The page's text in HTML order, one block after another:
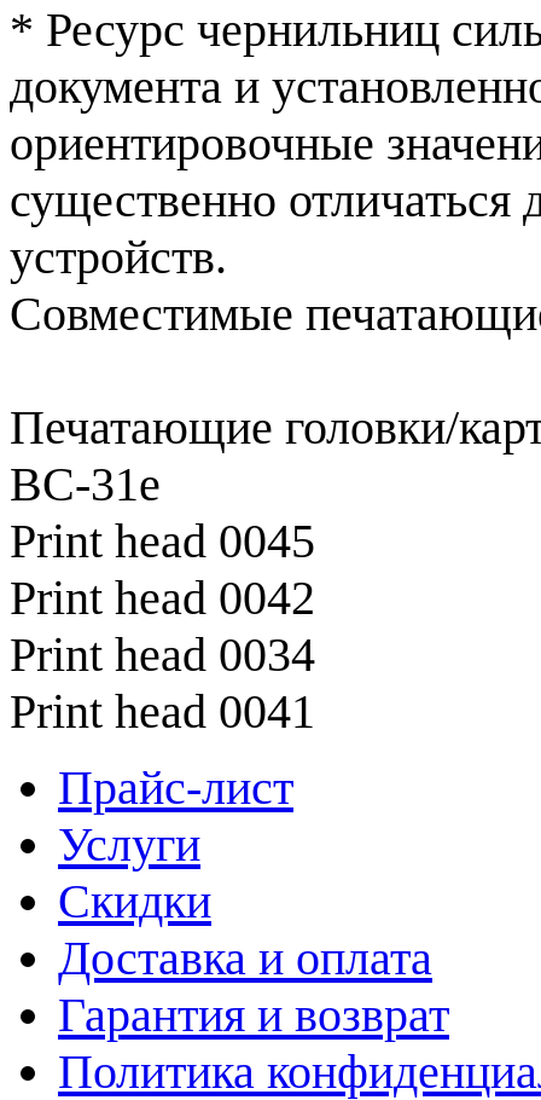
* Ресурс чернильниц
документа и
ориентировочные
существенно
устройств.
Совместимые
Печатающие головки/
BC-31e
Print head 0045
Print head 0042
Print head 0034
Print head 0041
Прайс-лист
Услуги
Скидки
Доставка и оплата
Гарантия и возврат
Политика